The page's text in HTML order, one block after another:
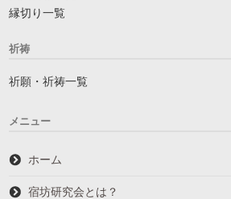
縁切り一覧
祈祷
祈願・祈祷一覧
メニュー
ホーム
宿坊研究会とは？